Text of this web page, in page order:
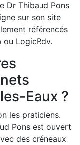
Dr Thibaud Pons
sur son site
référencés
ou LogicRdv.
Eaux ?
les praticiens.
Pons est ouvert
des créneaux